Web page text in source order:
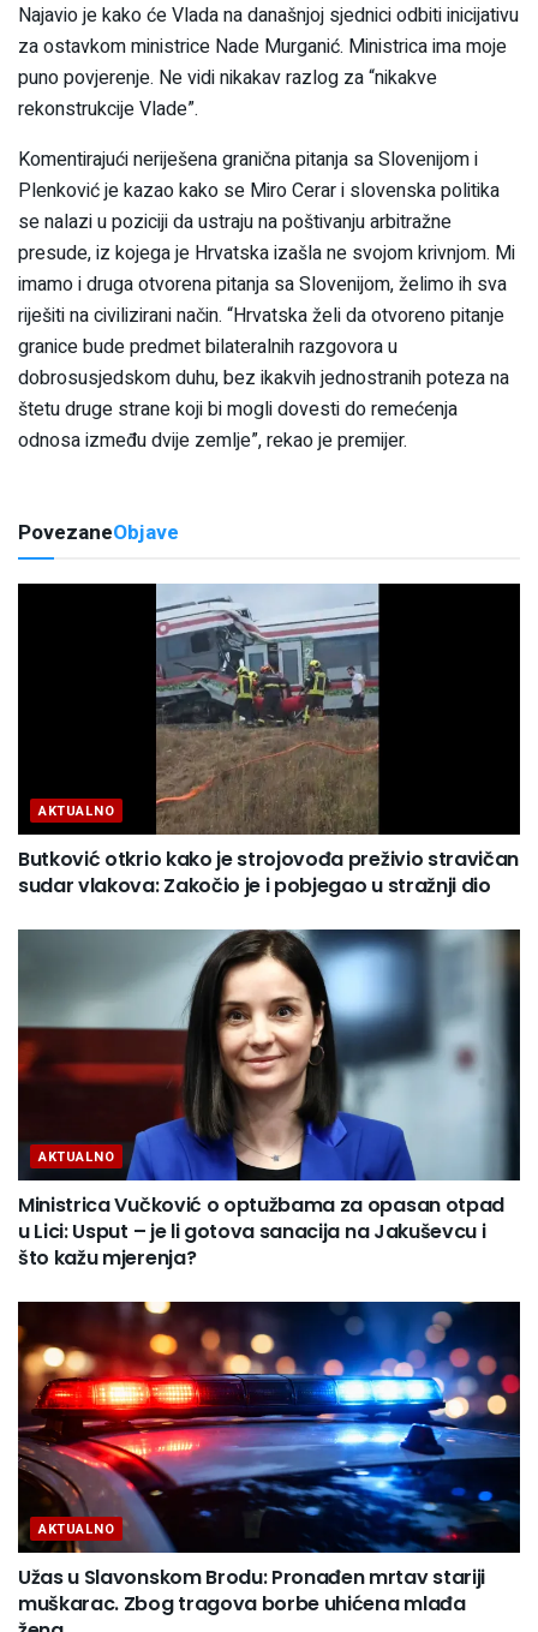
Najavio je kako će Vlada na današnjoj sjednici odbiti inicijativu
za ostavkom ministrice Nade Murganić. Ministrica ima moje
puno povjerenje. Ne vidi nikakav razlog za “nikakve
rekonstrukcije Vlade”.
Komentirajući neriješena granična pitanja sa Slovenijom i
Plenković je kazao kako se Miro Cerar i slovenska politika
se nalazi u poziciji da ustraju na poštivanju arbitražne
presude, iz kojega je Hrvatska izašla ne svojom krivnjom. Mi
imamo i druga otvorena pitanja sa Slovenijom, želimo ih sva
riješiti na civilizirani način. “Hrvatska želi da otvoreno pitanje
granice bude predmet bilateralnih razgovora u
dobrosusjedskom duhu, bez ikakvih jednostranih poteza na
štetu druge strane koji bi mogli dovesti do remećenja
odnosa između dvije zemlje”, rekao je premijer.
PovezaneObjave
AKTUALNO
Butković otkrio kako je strojovođa preživio stravičan
sudar vlakova: Zakočio je i pobjegao u stražnji dio
AKTUALNO
Ministrica Vučković o optužbama za opasan otpad
u Lici: Usput – je li gotova sanacija na Jakuševcu i
što kažu mjerenja?
AKTUALNO
Užas u Slavonskom Brodu: Pronađen mrtav stariji
muškarac. Zbog tragova borbe uhićena mlađa